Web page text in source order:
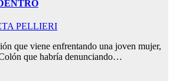
PELLIERI
que viene enfrentando una joven mujer,
que habría denunciando…